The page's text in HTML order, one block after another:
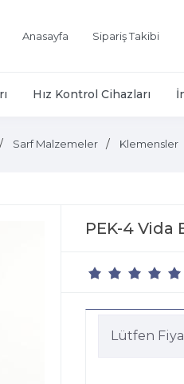
Anasayfa Sipariş Takibi
Hız Kontrol Cihazları
Sarf Malzemeler Klemensler
PEK-4 Vida
Lütfen